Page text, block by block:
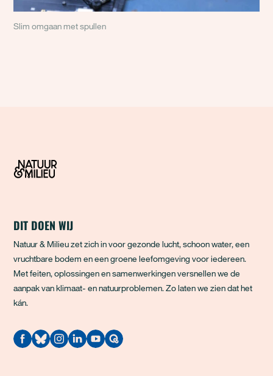
Slim omgaan met spullen
DIT DOEN WIJ
Natuur & Milieu zet zich in voor gezonde lucht, schoon water, een
vruchtbare bodem en een groene leefomgeving voor iedereen.
Met feiten, oplossingen en samenwerkingen versnellen we de
aanpak van klimaat- en natuurproblemen. Zo laten we zien dat het
kán.
Quodari